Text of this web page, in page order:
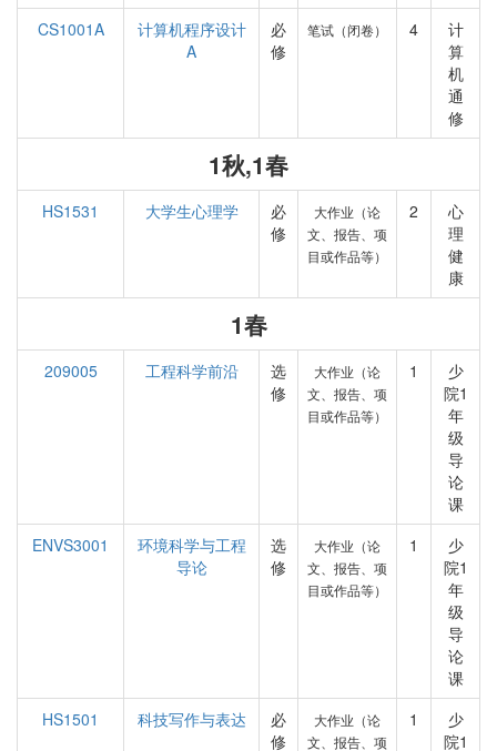
CS1001A
计算机程序设计
A
必
修
笔试（闭卷） 4
计
算
机
通
修
1秋,1春
HS1531 大学生心理学
必
修
大作业（论
文、报告、项
目或作品等）
2
心
理
健
康
1春
209005 工程科学前沿
选
修
大作业（论
文、报告、项
目或作品等）
1
少
院1
年
级
导
论
课
ENVS3001
环境科学与工程
导论
选
修
大作业（论
文、报告、项
目或作品等）
1
少
院1
年
级
导
论
课
HS1501
科技写作与表达
必
修
大作业（论
文、报告、项
1
少
院1